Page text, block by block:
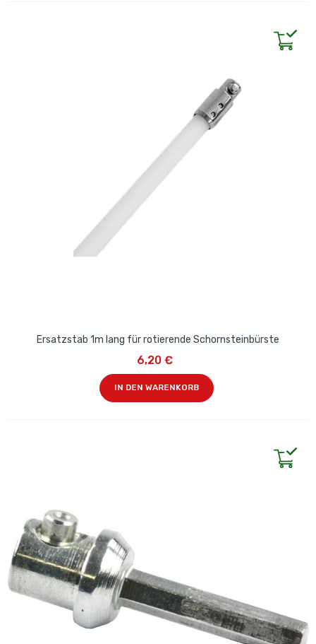
Ersatzstab 1m lang für rotierende Schornsteinbürste
6,20 €
IN DEN WARENKORB